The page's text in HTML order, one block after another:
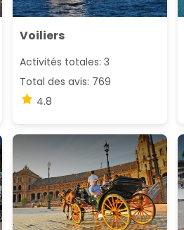
Voiliers
Activités totales: 3
Total des avis: 769
4.8